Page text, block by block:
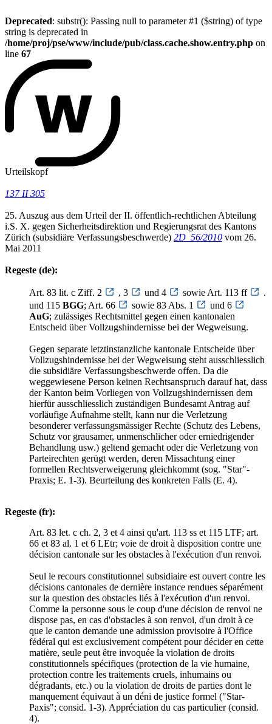
Deprecated: substr(): Passing null to parameter #1 ($string) of type
string is deprecated in
/home/proj/pse/www/include/pub/class.cache.show.entry.php on
line 67
Urteilskopf
137 II 305
25. Auszug aus dem Urteil der II. öffentlich-rechtlichen Abteilung
i.S. X. gegen Sicherheitsdirektion und Regierungsrat des Kantons
Zürich (subsidiäre Verfassungsbeschwerde) 2D_56/2010 vom 26.
Mai 2011
Regeste (de):
Art. 83 lit. c Ziff. 2 , 3 und 4 sowie Art. 113 ff
.
und 115 BGG; Art. 66 sowie 83 Abs. 1
und 6
AuG; zulässiges Rechtsmittel gegen einen kantonalen
Entscheid über Vollzugshindernisse bei der Wegweisung.
Gegen separate letztinstanzliche kantonale Entscheide über
Vollzugshindernisse bei der Wegweisung steht ausschliesslich
die subsidiäre Verfassungsbeschwerde offen. Da die
weggewiesene Person keinen Rechtsanspruch darauf hat, dass
der Kanton beim Vorliegen von Vollzugshindernissen dem
hierfür ausschliesslich zuständigen Bundesamt Antrag auf
vorläufige Aufnahme stellt, kann nur die Verletzung
besonderer verfassungsmässiger Rechte (Schutz des Lebens,
Schutz vor grausamer, unmenschlicher oder erniedrigender
Behandlung usw.) geltend gemacht oder die Verletzung von
Parteirechten gerügt werden, deren Missachtung einer
formellen Rechtsverweigerung gleichkommt (sog. "Star"-
Praxis; E. 1-3). Beurteilung des konkreten Falls (E. 4).
Regeste (fr):
Art. 83 let. c ch. 2, 3 et 4 ainsi qu'art. 113 ss et 115 LTF; art.
66 et 83 al. 1 et 6 LEtr; voie de droit à disposition contre une
décision cantonale sur les obstacles à l'exécution d'un renvoi.
Seul le recours constitutionnel subsidiaire est ouvert contre les
décisions cantonales de dernière instance rendues séparément
sur la question des obstacles liés à l'exécution d'un renvoi.
Comme la personne sous le coup d'une décision de renvoi ne
dispose pas, en cas d'obstacles à son renvoi, d'un droit à ce
que le canton demande une admission provisoire à l'Office
fédéral qui est exclusivement compétent pour décider en cette
matière, seule peut être invoquée la violation de droits
constitutionnels spécifiques (protection de la vie humaine,
protection contre les traitements cruels, inhumains ou
dégradants, etc.) ou la violation de droits de parties dont le
manquement équivaut à un déni de justice formel ("Star-
Paxis"; consid. 1-3). Appréciation du cas particulier (consid.
4).